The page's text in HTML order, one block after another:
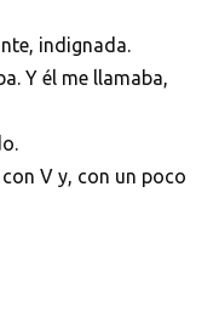
indignada.
Y él me llamaba,
V y, con un poco